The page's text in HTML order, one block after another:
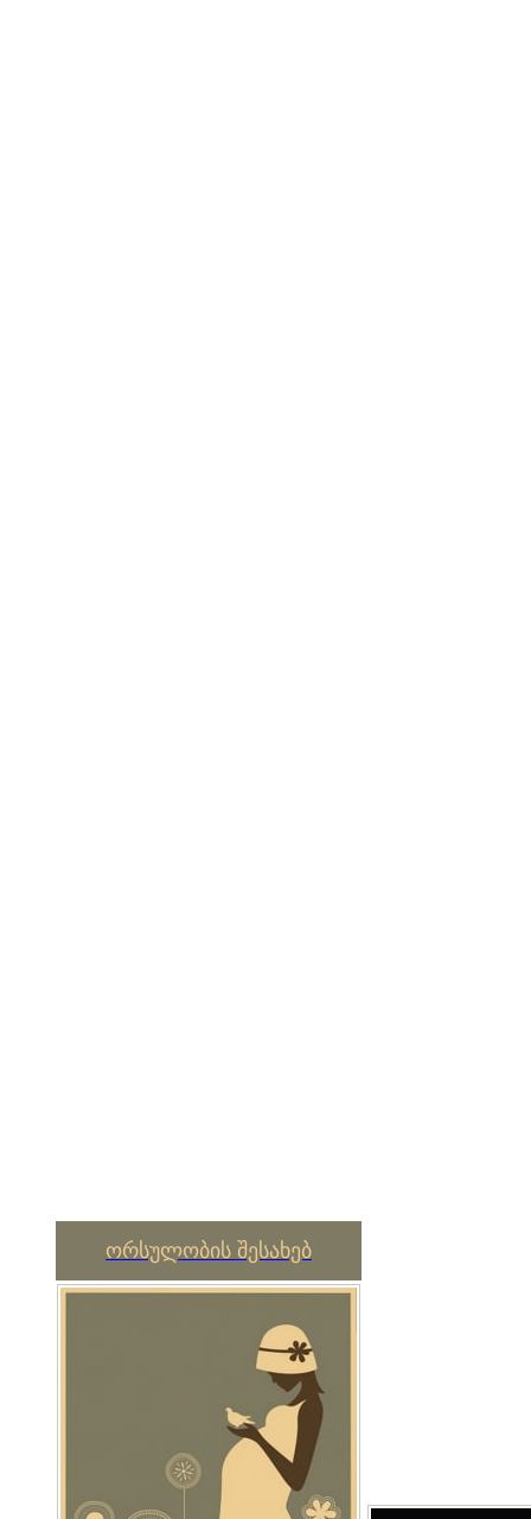
ორსულობის შესახებ